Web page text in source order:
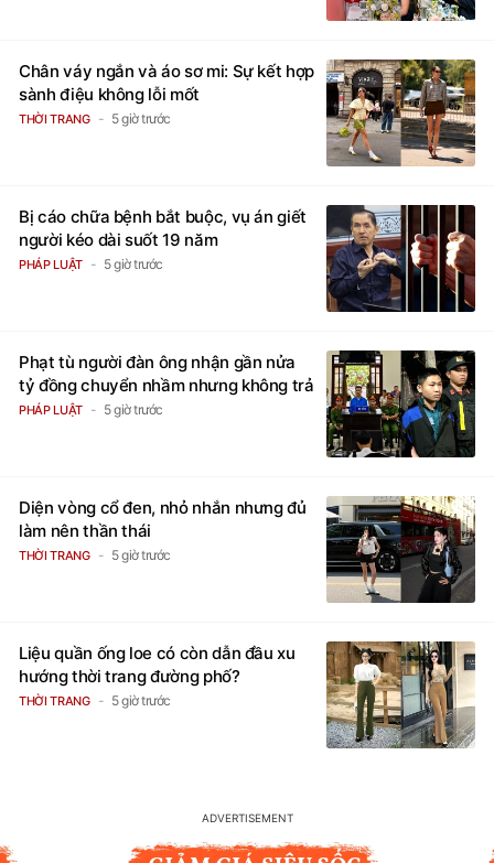
Chân váy ngắn và áo sơ mi: Sự kết hợp
sành điệu không lỗi mốt
THỜI TRANG 5 giờ trước
Bị cáo chữa bệnh bắt buộc, vụ án giết
người kéo dài suốt 19 năm
PHÁP LUẬT 5 giờ trước
Phạt tù người đàn ông nhận gần nửa
tỷ đồng chuyển nhầm nhưng không trả
PHÁP LUẬT 5 giờ trước
Diện vòng cổ đen, nhỏ nhắn nhưng đủ
làm nên thần thái
THỜI TRANG 5 giờ trước
Liệu quần ống loe có còn dẫn đầu xu
hướng thời trang đường phố?
THỜI TRANG 5 giờ trước